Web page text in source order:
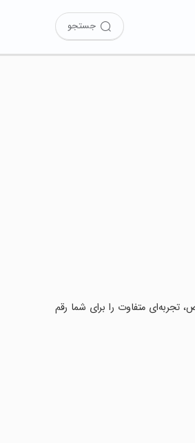
جستجو
تجربه‌ای متفاوت را برای شما رقم